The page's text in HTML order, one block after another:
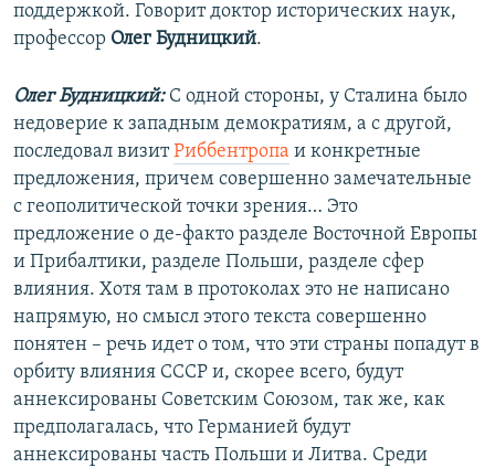
поддержкой. Говорит доктор исторических наук,
профессор Олег Будницкий.
Олег Будницкий:С одной стороны, у Сталина было
недоверие к западным демократиям, а с другой,
последовал визитРиббентропа и конкретные
предложения, причем совершенно замечательные
с геополитической точки зрения… Это
предложение о де-факто разделе Восточной Европы
и Прибалтики, разделе Польши, разделе сфер
влияния. Хотя там в протоколах это не написано
напрямую, но смысл этого текста совершенно
понятен – речь идет о том, что эти страны попадут в
орбиту влияния СССР и, скорее всего, будут
аннексированы Советским Союзом, так же, как
предполагалась, что Германией будут
аннексированы часть Польши и Литва. Среди